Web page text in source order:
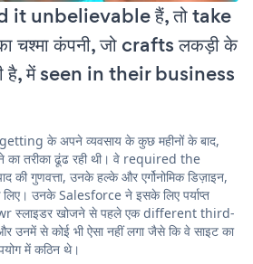
it unbelievable हैं, तो take
चश्मा कंपनी, जो crafts लकड़ी के
है, में seen in their business
getting के अपने व्यवसाय के कुछ महीनों के बाद,
तरीका ढूंढ रही थी। वे required the
गुणवत्ता, उनके हल्के और एर्गोनोमिक डिज़ाइन,
उनके Salesforce ने इसके लिए पर्याप्त
स्लाइडर खोजने से पहले एक different third-
उनमें से कोई भी ऐसा नहीं लगा जैसे कि वे साइट का
में कठिन थे।